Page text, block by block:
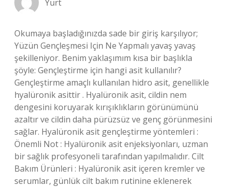
Yurt
Okumaya başladığınızda sade bir giriş karşılıyor;
Yüzün Gençleşmesi Için Ne Yapmalı yavaş yavaş
şekilleniyor. Benim yaklaşımım kısa bir başlıkla
şöyle: Gençleştirme için hangi asit kullanılır?
Gençleştirme amaçlı kullanılan hidro asit, genellikle
hyalüronik asittir . Hyalüronik asit, cildin nem
dengesini koruyarak kırışıklıkların görünümünü
azaltır ve cildin daha pürüzsüz ve genç görünmesini
sağlar. Hyalüronik asit gençleştirme yöntemleri :
Önemli Not : Hyalüronik asit enjeksiyonları, uzman
bir sağlık profesyoneli tarafından yapılmalıdır. Cilt
Bakım Ürünleri : Hyalüronik asit içeren kremler ve
serumlar, günlük cilt bakım rutinine eklenerek